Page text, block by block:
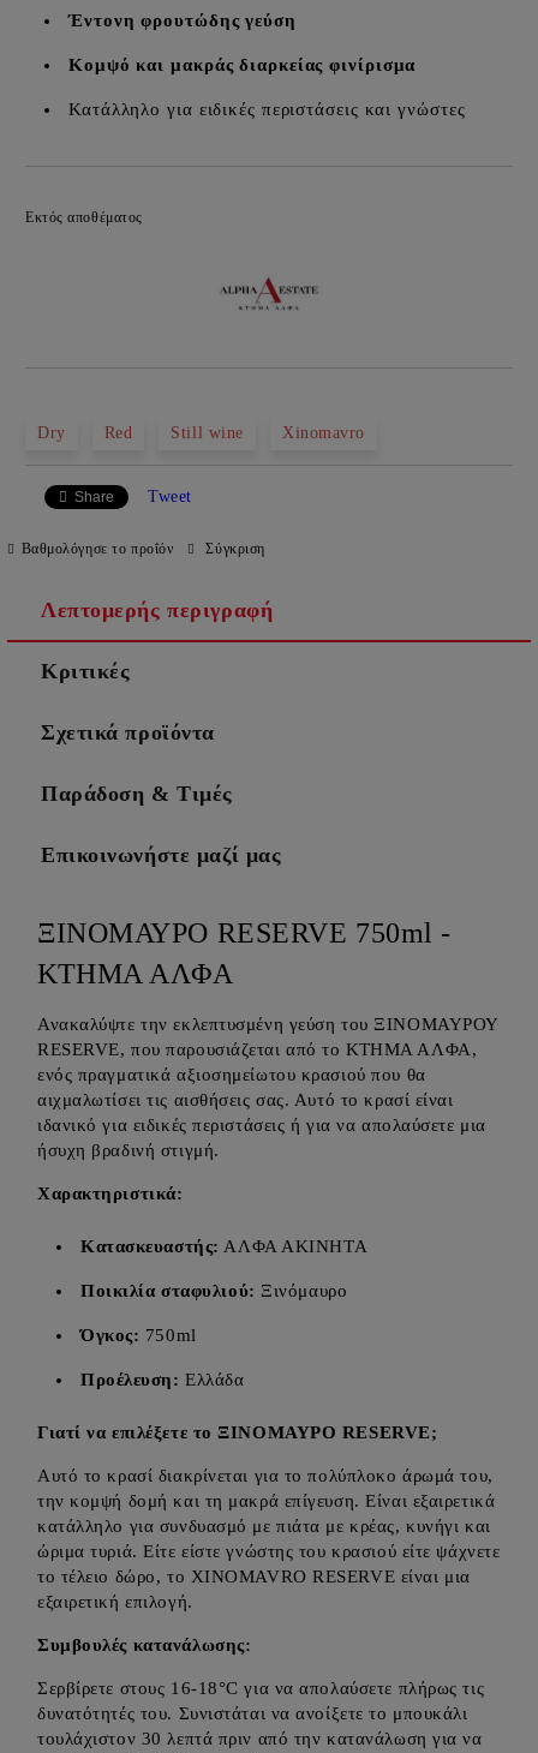
Έντονη φρουτώδης γεύση
Κομψό και μακράς διαρκείας φινίρισμα
Κατάλληλο για ειδικές περιστάσεις και γνώστες
Εκτός αποθέματος
Dry Red Still wine Xinomavro
Share Tweet
Βαθμολόγησε το προΐόν Σύγκριση
Λεπτομερής περιγραφή
Κριτικές
Σχετικά προϊόντα
Παράδοση & Τιμές
Επικοινωνήστε μαζί μας
ΞΙΝΟΜΑΥΡΟ RESERVE 750ml -
ΚΤΗΜΑ ΑΛΦΑ
Ανακαλύψτε την εκλεπτυσμένη γεύση του ΞΙΝΟΜΑΥΡΟΥ
RESERVE, που παρουσιάζεται από το ΚΤΗΜΑ ΑΛΦΑ,
ενός πραγματικά αξιοσημείωτου κρασιού που θα
αιχμαλωτίσει τις αισθήσεις σας. Αυτό το κρασί είναι
ιδανικό για ειδικές περιστάσεις ή για να απολαύσετε μια
ήσυχη βραδινή στιγμή.
Χαρακτηριστικά:
Κατασκευαστής: ΑΛΦΑ ΑΚΙΝΗΤΑ
Ποικιλία σταφυλιού: Ξινόμαυρο
Όγκος: 750ml
Προέλευση: Ελλάδα
Γιατί να επιλέξετε το ΞΙΝΟΜΑΥΡΟ RESERVE;
Αυτό το κρασί διακρίνεται για το πολύπλοκο άρωμά του,
την κομψή δομή και τη μακρά επίγευση. Είναι εξαιρετικά
κατάλληλο για συνδυασμό με πιάτα με κρέας, κυνήγι και
ώριμα τυριά. Είτε είστε γνώστης του κρασιού είτε ψάχνετε
το τέλειο δώρο, το XINOMAVRO RESERVE είναι μια
εξαιρετική επιλογή.
Συμβουλές κατανάλωσης:
Σερβίρετε στους 16-18°C για να απολαύσετε πλήρως τις
δυνατότητές του. Συνιστάται να ανοίξετε το μπουκάλι
τουλάχιστον 30 λεπτά πριν από την κατανάλωση για να